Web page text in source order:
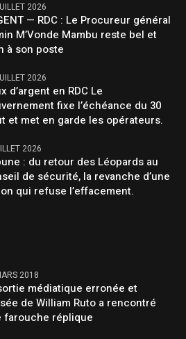
2026
— RDC : Le Procureur général
M’Vonde Mambu reste bel et
à son poste
2026
d’argent en RDC Le
fixe l’échéance du 30
et met en garde les opérateurs.
2026
: du retour des Léopards au
de sécurité, la revanche d’une
qui refuse l’effacement.
2018
médiatique erronée et
de William Ruto a rencontré
farouche réplique